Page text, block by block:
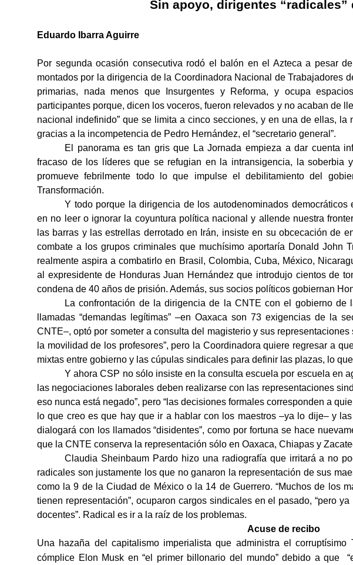
Sin apoyo, dirigentes “radicales”
Eduardo Ibarra Aguirre
Por segunda ocasión consecutiva rodó el balón en el Azteca a pesar
montados por la dirigencia de la Coordinadora Nacional de Trabajadores
primarias, nada menos que Insurgentes y Reforma, y ocupa
participantes porque, dicen los voceros, fueron relevados y no acaban de
nacional indefinido” que se limita a cinco secciones, y en una de ellas,
gracias a la incompetencia de Pedro Hernández, el “secretario general”.
El panorama es tan gris que La Jornada empieza a dar cuenta
fracaso de los líderes que se refugian en la intransigencia, la soberbia
promueve febrilmente todo lo que impulse el debilitamiento del
Transformación.
Y todo porque la dirigencia de los autodenominados democráticos
en no leer o ignorar la coyuntura política nacional y allende nuestra
las barras y las estrellas derrotado en Irán, insiste en su obcecación de
combate a los grupos criminales que muchísimo aportaría Donald John
realmente aspira a combatirlo en Brasil, Colombia, Cuba, México,
al expresidente de Honduras Juan Hernández que introdujo cientos de
condena de 40 años de prisión. Además, sus socios políticos gobiernan
La confrontación de la dirigencia de la CNTE con el gobierno
llamadas “demandas legítimas” –en Oaxaca son 73 exigencias de la
CNTE–, optó por someter a consulta del magisterio y sus
la movilidad de los profesores”, pero la Coordinadora quiere regresar a
mixtas entre gobierno y las cúpulas sindicales para definir las plazas, lo
Y ahora CSP no sólo insiste en la consulta escuela por escuela en
las negociaciones laborales deben realizarse con las representaciones
eso nunca está negado”, pero “las decisiones formales corresponden a
lo que creo es que hay que ir a hablar con los maestros –ya lo dije– y
dialogará con los llamados “disidentes”, como por fortuna se hace
que la CNTE conserva la representación sólo en Oaxaca, Chiapas y
Claudia Sheinbaum Pardo hizo una radiografía que irritará a no
radicales son justamente los que no ganaron la representación de sus
como la 9 de la Ciudad de México o la 14 de Guerrero. “Muchos de los
tienen representación”, ocuparon cargos sindicales en el pasado, “pero
docentes”. Radical es ir a la raíz de los problemas.
Acuse de recibo
Una hazaña del capitalismo imperialista que administra el
cómplice Elon Musk en “el primer billonario del mundo” debido a que